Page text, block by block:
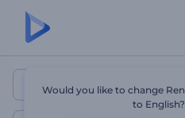
Plantillas de
Would you like to change
to English?